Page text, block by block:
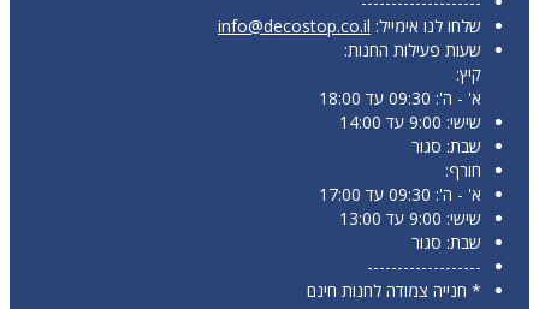
שלחו לנו אימייל: info@decostop.co.il
שעות פעילות החנות:
קיץ:
א' - ה': 09:30 עד 18:00
שישי: 9:00 עד 14:00
שבת: סגור
חורף:
א' - ה': 09:30 עד 17:00
שישי: 9:00 עד 13:00
שבת: סגור
-------------------
* חנייה צמודה לחנות חינם